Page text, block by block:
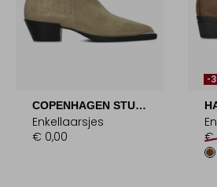
COPENHAGEN STUDIOS
Enkellaarsjes
€ 0,00
-
€